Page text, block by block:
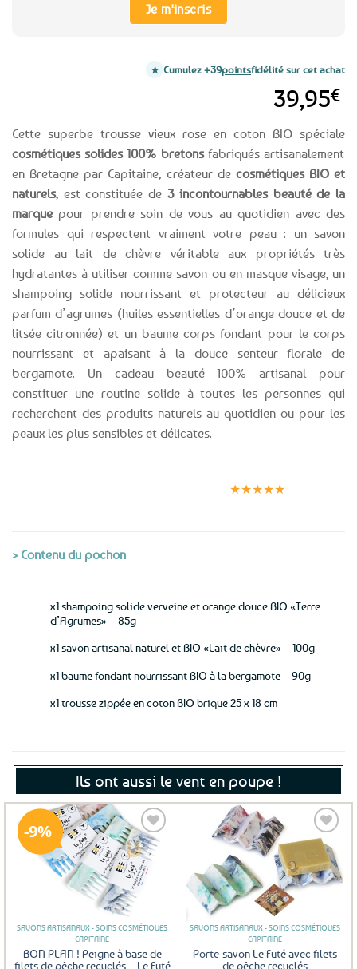
Cette superbe trousse vieux rose en coton BIO spéciale
cosmétiques solides 100% bretonsfabriqués artisanalement
en Bretagne par Capitaine, créateur de cosmétiques BIO et
naturels, est constituée de 3 incontournables beauté de la
marque pour prendre soin de vous au quotidien avec des
formules qui respectent vraiment votre peau : un savon
solide au lait de chèvre véritable aux propriétés très
hydratantes à utiliser comme savon ou en masque visage, un
shampoing solide nourrissant et protecteur au délicieux
parfum d’agrumes (huiles essentielles d’orange douce et de
litsée citronnée) et un baume corps fondant pour le corps
nourrissant et apaisant à la douce senteur florale de
bergamote. Un cadeau beauté 100% artisanal pour
constituer une routine solide à toutes les personnes qui
recherchent des produits naturels au quotidien ou pour les
peaux les plus sensibles et délicates.
39,95€
Je m'inscris
Cumulez +39pointsfidélité sur cet achat
★★★★★
> Contenu du pochon
x1 shampoing solide verveine et orange douce BIO «Terre
d’Agrumes» – 85g
x1 savon artisanal naturel et BIO «Lait de chèvre» – 100g
x1 baume fondant nourrissant BIO à la bergamote – 90g
x1 trousse zippée en coton BIO brique 25 x 18 cm
Ils ont aussi le vent en poupe !
9%
Ajouter
aux
SAVONS ARTISANAUX - SOINS COSMÉTIQUES
CAPITAINE
BON PLAN ! Peigne à base de
filets de pêche recyclés – Le Futé
Ajouter
aux
SAVONS ARTISANAUX - SOINS COSMÉTIQUES
CAPITAINE
Porte-savon Le Futé avec filets
de pêche recyclés